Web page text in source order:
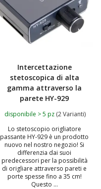
Intercettazione
stetoscopica di alta
gamma attraverso la
parete HY-929
disponibile > 5 pz (2 Varianti)
Lo stetoscopio origliatore
passante HY-929 è un prodotto
nuovo nel nostro negozio! Si
differenzia dai suoi
predecessori per la possibilità
di origliare attraverso pareti e
porte spesse fino a 35 cm!
Questo ...